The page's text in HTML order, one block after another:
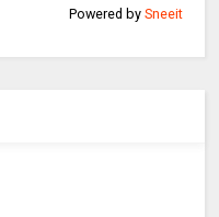
Powered by Sneeit